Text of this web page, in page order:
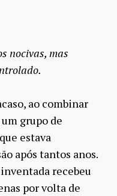
nocivas, mas
ao combinar
grupo de
estava
após tantos anos.
recebeu
por volta de